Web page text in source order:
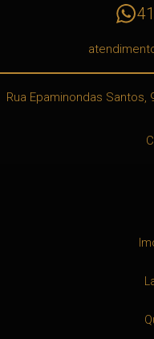
Rua Epaminondas Santos,